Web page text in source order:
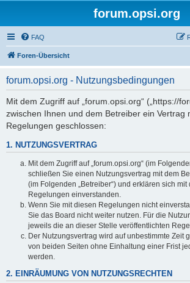
forum.opsi.org
FAQ
Foren-Übersicht
forum.opsi.org - Nutzungsbedingungen
Mit dem Zugriff auf „forum.opsi.org“ („https://
zwischen Ihnen und dem Betreiber ein Vertrag
Regelungen geschlossen:
1. NUTZUNGSVERTRAG
Mit dem Zugriff auf „forum.opsi.org“ (im
schließen Sie einen Nutzungsvertrag mit dem
(im Folgenden „Betreiber“) und erklären sich
Regelungen einverstanden.
Wenn Sie mit diesen Regelungen nicht
Sie das Board nicht weiter nutzen. Für die
jeweils die an dieser Stelle veröffentlichten
Der Nutzungsvertrag wird auf unbestimmte Zeit
von beiden Seiten ohne Einhaltung einer Frist
werden.
2. EINRÄUMUNG VON NUTZUNGSRECHTEN